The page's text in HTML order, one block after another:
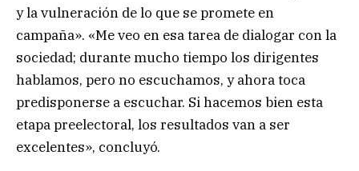
y la vulneración de lo que se promete en
campaña». «Me veo en esa tarea de dialogar con la
sociedad; durante mucho tiempo los dirigentes
hablamos, pero no escuchamos, y ahora toca
predisponerse a escuchar. Si hacemos bien esta
etapa preelectoral, los resultados van a ser
excelentes», concluyó.